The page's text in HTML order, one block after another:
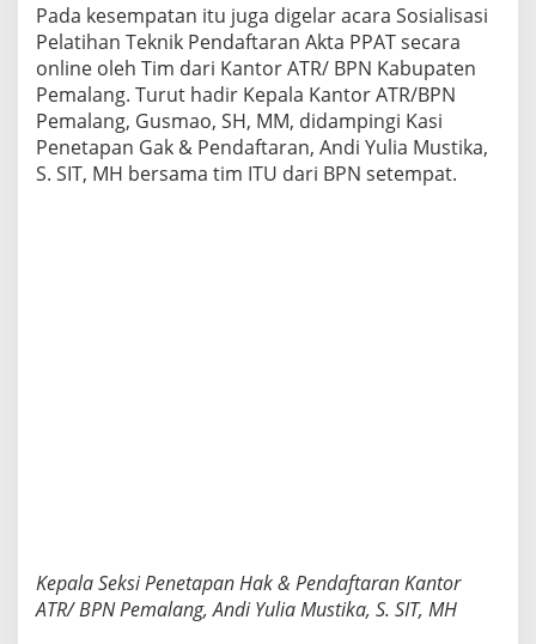
Pada kesempatan itu juga digelar acara Sosialisasi
Pelatihan Teknik Pendaftaran Akta PPAT secara
online oleh Tim dari Kantor ATR/ BPN Kabupaten
Pemalang. Turut hadir Kepala Kantor ATR/BPN
Pemalang, Gusmao, SH, MM, didampingi Kasi
Penetapan Gak & Pendaftaran, Andi Yulia Mustika,
S. SIT, MH bersama tim ITU dari BPN setempat.
Kepala Seksi Penetapan Hak & Pendaftaran Kantor
ATR/ BPN Pemalang, Andi Yulia Mustika, S. SIT, MH